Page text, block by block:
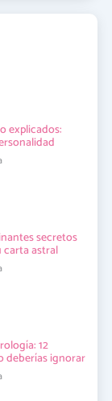
explicados:
secretos
astral
12
deberías ignorar